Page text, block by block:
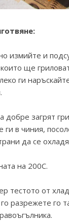
измийте и
ще
ги
добре загрят
ги в чиния,
да се
на 200С.
тестото от
разрежете го